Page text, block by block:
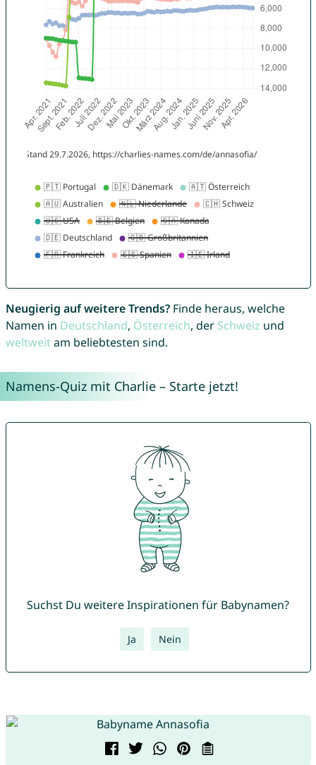
Neugierig auf weitere Trends?Finde heraus, welche
Namen in Deutschland, Österreich, der Schweiz und
weltweitam beliebtesten sind.
Namens-Quiz mit Charlie – Starte jetzt!
Suchst Du weitere Inspirationen für Babynamen?
Ja Nein